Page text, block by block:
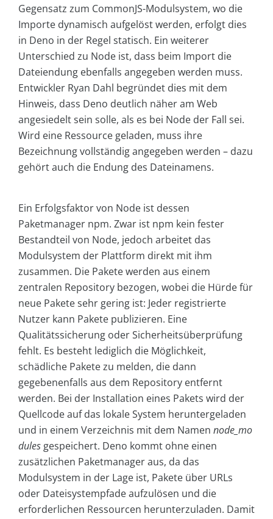
Gegensatz zum CommonJS-Modulsystem, wo die
Importe dynamisch aufgelöst werden, erfolgt dies
in Deno in der Regel statisch. Ein weiterer
Unterschied zu Node ist, dass beim Import die
Dateiendung ebenfalls angegeben werden muss.
Entwickler Ryan Dahl begründet dies mit dem
Hinweis, dass Deno deutlich näher am Web
angesiedelt sein solle, als es bei Node der Fall sei.
Wird eine Ressource geladen, muss ihre
Bezeichnung vollständig angegeben werden – dazu
gehört auch die Endung des Dateinamens.
Ein Erfolgsfaktor von Node ist dessen
Paketmanager npm. Zwar ist npm kein fester
Bestandteil von Node, jedoch arbeitet das
Modulsystem der Plattform direkt mit ihm
zusammen. Die Pakete werden aus einem
zentralen Repository bezogen, wobei die Hürde für
neue Pakete sehr gering ist: Jeder registrierte
Nutzer kann Pakete publizieren. Eine
Qualitätssicherung oder Sicherheitsüberprüfung
fehlt. Es besteht lediglich die Möglichkeit,
schädliche Pakete zu melden, die dann
gegebenenfalls aus dem Repository entfernt
werden. Bei der Installation eines Pakets wird der
Quellcode auf das lokale System heruntergeladen
und in einem Verzeichnis mit dem Namen node_mo
dules gespeichert. Deno kommt ohne einen
zusätzlichen Paketmanager aus, da das
Modulsystem in der Lage ist, Pakete über URLs
oder Dateisystempfade aufzulösen und die
erforderlichen Ressourcen herunterzuladen. Damit